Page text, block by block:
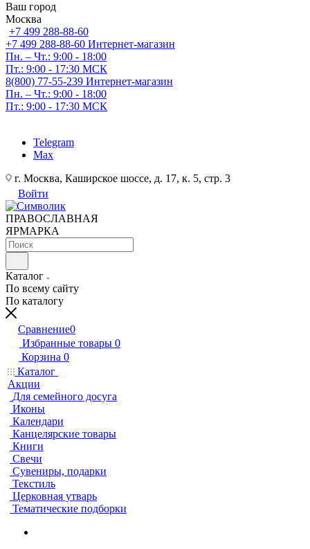
Ваш город
Москва
+7 499 288-88-60
+7 499 288-88-60 Интернет-магазин
Пн. – Чт.: 9:00 - 18:00
Пт.: 9:00 - 17:30 МСК
8(800) 77-55-239 Интернет-магазин
Пн. – Чт.: 9:00 - 18:00
Пт.: 9:00 - 17:30 МСК
Telegram
Max
г. Москва, Каширское шоссе, д. 17, к. 5, стр. 3
Войти
ПРАВОСЛАВНАЯ
ЯРМАРКА
Каталог
По всему сайту
По каталогу
Сравнение0
Избранные товары 0
Корзина 0
Каталог
Акции
Для семейного досуга
Иконы
Календари
Канцелярские товары
Книги
Свечи
Сувениры, подарки
Текстиль
Церковная утварь
Тематические подборки